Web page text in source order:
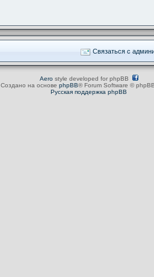
Связаться с
Aerostyle developed for phpBB
Создано на основе phpBB® Forum Software ©
Русская поддержка phpBB